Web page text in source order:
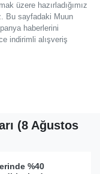
üzere hazırladığımız
Bu sayfadaki Muun
haberlerini
indirimli alışveriş
(8 Ağustos
%40